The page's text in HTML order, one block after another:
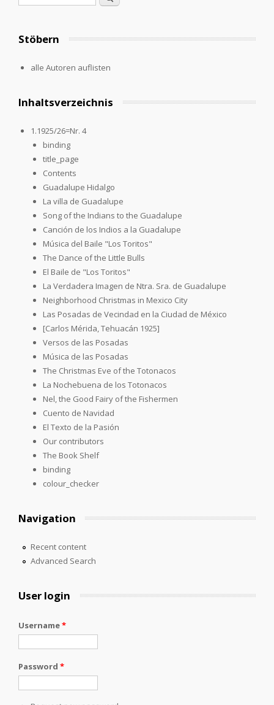
Stöbern
alle Autoren auflisten
Inhaltsverzeichnis
1.1925/26=Nr. 4
binding
title_page
Contents
Guadalupe Hidalgo
La villa de Guadalupe
Song of the Indians to the Guadalupe
Canción de los Indios a la Guadalupe
Música del Baile "Los Toritos"
The Dance of the Little Bulls
El Baile de "Los Toritos"
La Verdadera Imagen de Ntra. Sra. de Guadalupe
Neighborhood Christmas in Mexico City
Las Posadas de Vecindad en la Ciudad de México
[Carlos Mérida, Tehuacán 1925]
Versos de las Posadas
Música de las Posadas
The Christmas Eve of the Totonacos
La Nochebuena de los Totonacos
Nel, the Good Fairy of the Fishermen
Cuento de Navidad
El Texto de la Pasión
Our contributors
The Book Shelf
binding
colour_checker
Navigation
Recent content
Advanced Search
User login
Username*
Password *